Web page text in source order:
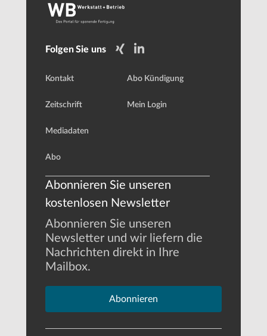
Folgen Sie uns
Kontakt
Zeitschrift
Mediadaten
Abo
Abo Kündigung
Mein Login
Abonnieren Sie unseren
kostenlosen Newsletter
Abonnieren Sie unseren
Newsletter und wir liefern die
Nachrichten direkt in Ihre
Mailbox.
Abonnieren